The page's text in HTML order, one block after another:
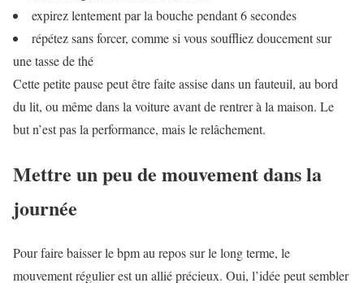
expirez lentement par la bouche pendant 6 secondes
répétez sans forcer, comme si vous souffliez doucement sur
une tasse de thé
Cette petite pause peut être faite assise dans un fauteuil, au bord
du lit, ou même dans la voiture avant de rentrer à la maison. Le
but n’est pas la performance, mais le relâchement.
Mettre un peu de mouvement dans la
journée
Pour faire baisser le bpm au repos sur le long terme, le
mouvement régulier est un allié précieux. Oui, l’idée peut sembler